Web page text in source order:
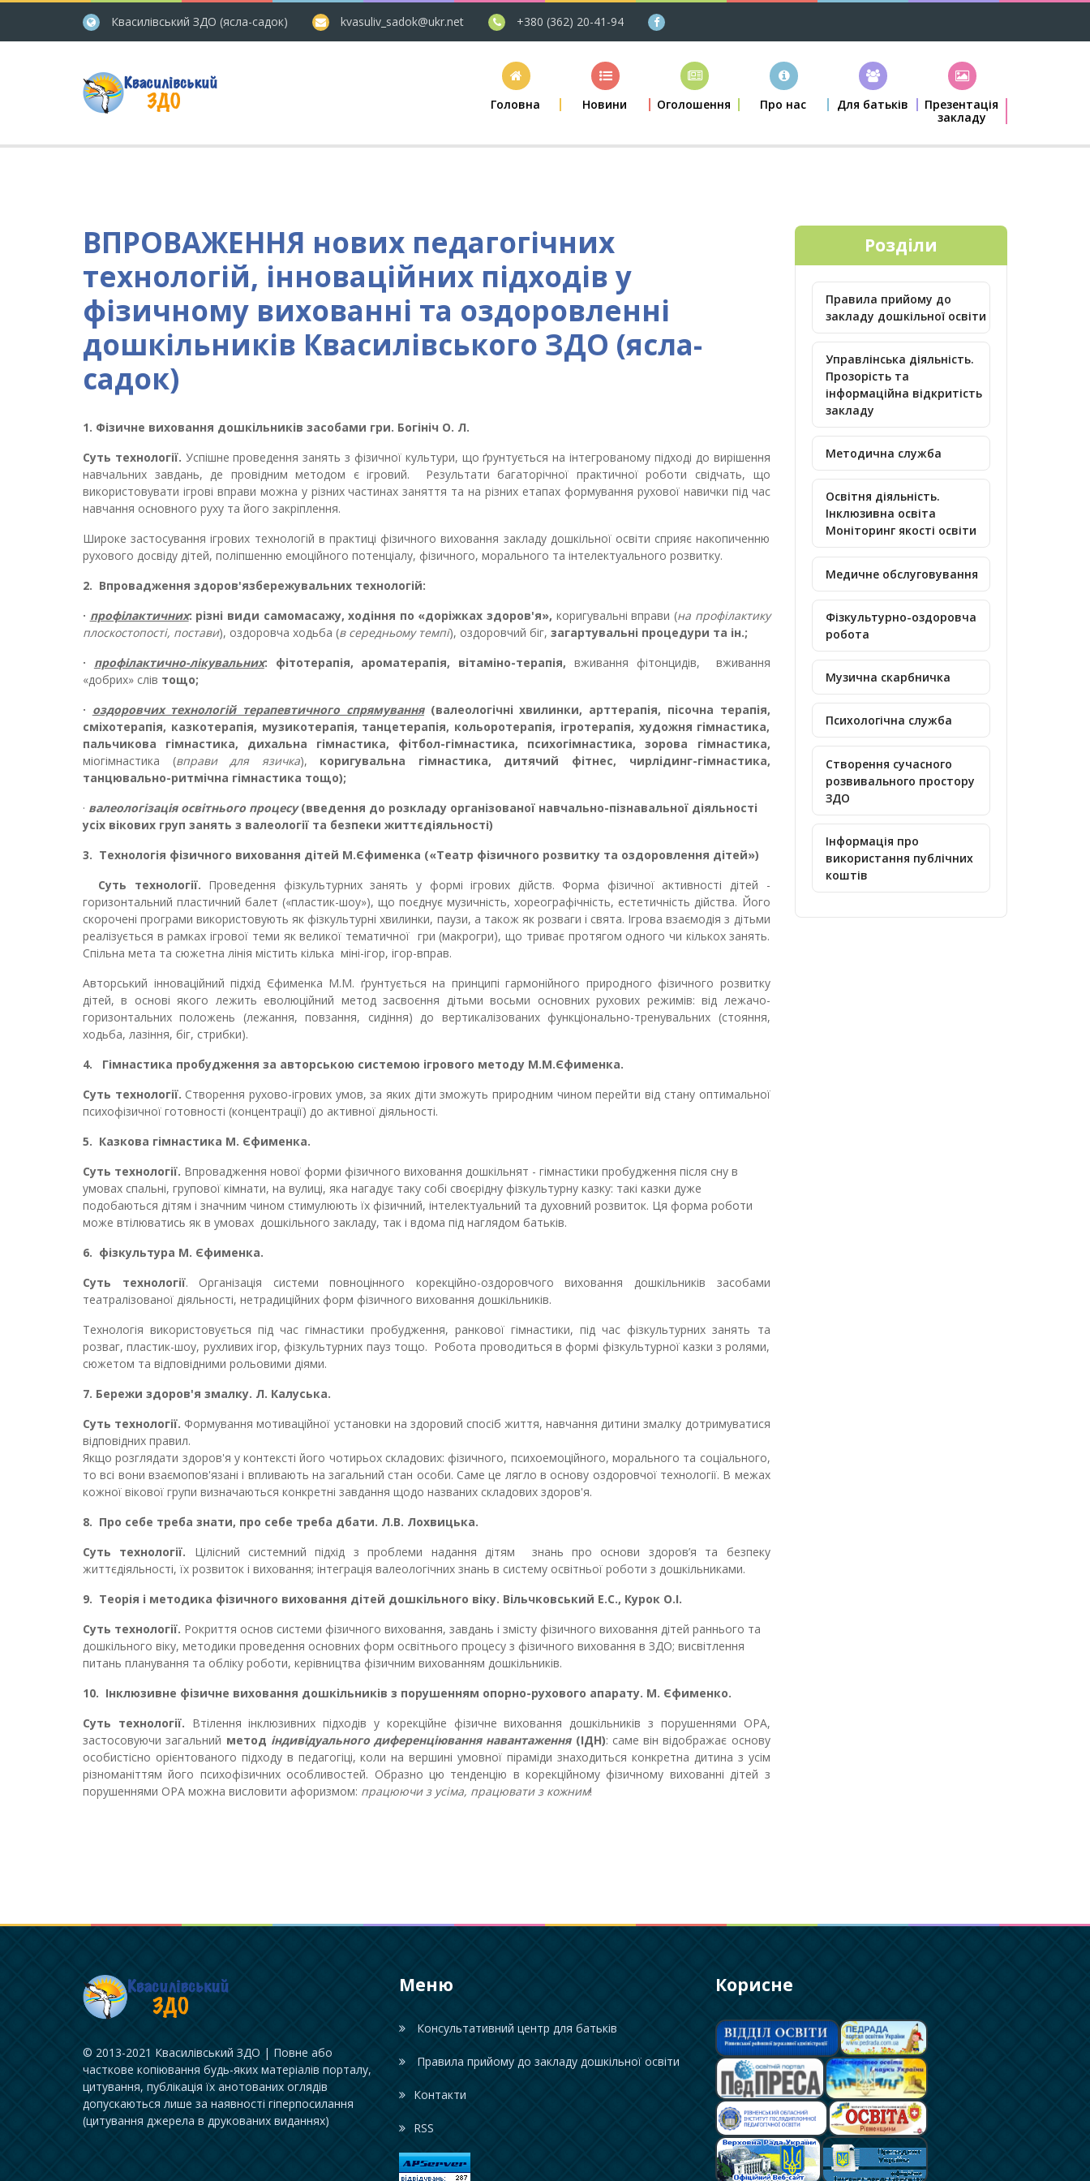
Квасилівський ЗДО (ясла-садок) kvasuliv_sadok@ukr.net +380 (362) 20-41-94
Головна Новини Оголошення Про нас Для батьків
Презентація
закладу
ВПРОВАЖЕННЯ нових педагогічних
технологій, інноваційних підходів у
фізичному вихованні та оздоровленні
дошкільників Квасилівського ЗДО (ясла-
садок)
1. Фізичне виховання дошкільників засобами гри. Богініч О. Л.
Суть технології. Успішне проведення занять з фізичної культури, що ґрунтується на інтегрованому підході до вирішення
навчальних завдань, де провідним методом є ігровий. Результати багаторічної практичної роботи свідчать, що
використовувати ігрові вправи можна у різних частинах заняття та на різних етапах формування рухової навички під час
навчання основного руху та його закріплення.
Широке застосування ігрових технологій в практиці фізичного виховання закладу дошкільної освіти сприяє накопиченню
рухового досвіду дітей, поліпшенню емоційного потенціалу, фізичного, морального та інтелектуального розвитку.
2. Впровадження здоров'язбережувальних технологій:
· профілактичних: різні види самомасажу, ходіння по «доріжках здоров'я», коригувальні вправи (на профілактику
плоскостопості, постави), оздоровча ходьба (в середньому темпі), оздоровчий біг, загартувальні процедури та ін.;
· профілактично-лікувальних: фітотерапія, ароматерапія, вітаміно-терапія, вживання фітонцидів,
вживання
«добрих» слів тощо;
· оздоровчих технологій терапевтичного спрямування(валеологічні хвилинки, арттерапія, пісочна терапія,
сміхотерапія, казкотерапія, музикотерапія, танцетерапія, кольоротерапія, ігротерапія, художня гімнастика,
пальчикова гімнастика, дихальна гімнастика, фітбол-гімнастика, психогімнастика, зорова гімнастика,
міогімнастика (вправи для язичка),
коригувальна гімнастика, дитячий фітнес, чирлідинг-гімнастика,
танцювально-ритмічна гімнастика тощо);
· валеологізація освітнього процесу(введення до розкладу організованої навчально-пізнавальної діяльності
усіх вікових груп занять з валеології та безпеки життєдіяльності)
3. Технологія фізичного виховання дітей М.Єфименка («Театр фізичного розвитку та оздоровлення дітей»)
Суть технології. Проведення фізкультурних занять у формі ігрових дійств. Форма фізичної активності дітей -
горизонтальний пластичний балет («пластик-шоу»), що поєднує музичність, хореографічність, естетичність дійства. Його
скорочені програми використовують як фізкультурні хвилинки, паузи, а також як розваги і свята. Ігрова взаємодія з дітьми
реалізується в рамках ігрової теми як великої тематичної гри (макрогри), що триває протягом одного чи кількох занять.
Спільна мета та сюжетна лінія містить кілька міні-ігор, ігор-вправ.
Авторський інноваційний підхід Єфименка М.М. ґрунтується на принципі гармонійного природного фізичного розвитку
дітей, в основі якого лежить еволюційний метод засвоєння дітьми восьми основних рухових режимів: від лежачо-
горизонтальних положень (лежання, повзання, сидіння) до вертикалізованих функціонально-тренувальних (стояння,
ходьба, лазіння, біг, стрибки).
4.
Гімнастика пробудження за авторською системою ігрового методу М.М.Єфименка.
Суть технології. Створення рухово-ігрових умов, за яких діти зможуть природним чином перейти від стану оптимальної
психофізичної готовності (концентрації) до активної діяльності.
5. Казкова гімнастика М. Єфименка.
Суть технології. Впровадження нової форми фізичного виховання дошкільнят - гімнастики пробудження після сну в
умовах спальні, групової кімнати, на вулиці, яка нагадує таку собі своєрідну фізкультурну казку: такі казки дуже
подобаються дітям і значним чином стимулюють їх фізичний, інтелектуальний та духовний розвиток. Ця форма роботи
може втілюватись як в умовах дошкільного закладу, так і вдома під наглядом батьків.
6. фізкультура М. Єфименка.
Суть технології. Організація системи повноцінного корекційно-оздоровчого виховання дошкільників засобами
театралізованої діяльності, нетрадиційних форм фізичного виховання дошкільників.
Технологія використовується під час гімнастики пробудження, ранкової гімнастики, під час фізкультурних занять та
розваг, пластик-шоу, рухливих ігор, фізкультурних пауз тощо. Робота проводиться в формі фізкультурної казки з ролями,
сюжетом та відповідними рольовими діями.
7. Бережи здоров'я змалку. Л. Калуська.
Суть технології. Формування мотиваційної установки на здоровий спосіб життя, навчання дитини змалку дотримуватися
відповідних правил.
Якщо розглядати здоров'я у контексті його чотирьох складових: фізичного, психоемоційного, морального та соціального,
то всі вони взаємопов'язані і впливають на загальний стан особи. Саме це лягло в основу оздоровчої технології. В межах
кожної вікової групи визначаються конкретні завдання щодо названих складових здоров'я.
8. Про себе треба знати, про себе треба дбати. Л.В. Лохвицька.
Суть технології. Цілісний системний підхід з проблеми надання дітям знань про основи здоров’я та безпеку
життєдіяльності, їх розвиток і виховання; інтеграція валеологічних знань в систему освітньої роботи з дошкільниками.
9. Теорія і методика фізичного виховання дітей дошкільного віку. Вільчковський Е.С., Курок О.І.
Суть технології. Рокриття основ системи фізичного виховання, завдань і змісту фізичного виховання дітей раннього та
дошкільного віку, методики проведення основних форм освітнього процесу з фізичного виховання в ЗДО; висвітлення
питань планування та обліку роботи, керівництва фізичним вихованням дошкільників.
10. Інклюзивне фізичне виховання дошкільників з порушенням опорно-рухового апарату. М. Єфименко.
Суть технології. Втілення інклюзивних підходів у корекційне фізичне виховання дошкільників з порушеннями ОРА,
застосовуючи загальний метод індивідуального диференціювання навантаження (ІДН): саме він відображає основу
особистісно орієнтованого підходу в педагогіці, коли на вершині умовної піраміди знаходиться конкретна дитина з усім
різноманіттям його психофізичних особливостей. Образно цю тенденцію в корекційному фізичному вихованні дітей з
порушеннями ОРА можна висловити афоризмом: працюючи з усіма, працювати з кожним!
Розділи
Правила прийому до
закладу дошкільної освіти
Управлінська діяльність.
Прозорість та
інформаційна відкритість
закладу
Методична служба
Освітня діяльність.
Інклюзивна освіта
Моніторинг якості освіти
Медичне обслуговування
Фізкультурно-оздоровча
робота
Музична скарбничка
Психологічна служба
Створення сучасного
розвивального простору
ЗДО
Інформація про
використання публічних
коштів
© 2013-2021 Квасилівський ЗДО | Повне або
часткове копіювання будь-яких матеріалів порталу,
цитування, публікація їх анотованих оглядів
допускаються лише за наявності гіперпосилання
(цитування джерела в друкованих виданнях)
Меню
Консультативний центр для батьків
Правила прийому до закладу дошкільної освіти
Контакти
RSS
Корисне